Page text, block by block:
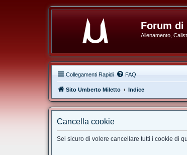
Forum
Allenamento,
Collegamenti Rapidi FAQ
Sito Umberto Miletto Indice
Cancella cookie
Sei sicuro di volere cancellare tutti i cookie di